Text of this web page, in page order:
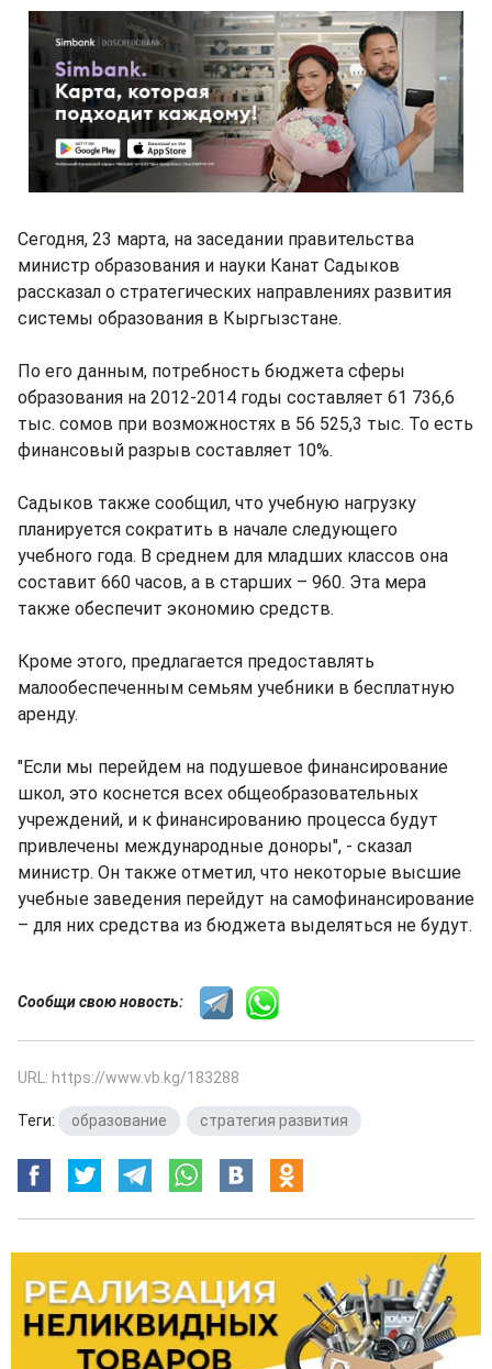
Сегодня, 23 марта, на заседании правительства
министр образования и науки Канат Садыков
рассказал о стратегических направлениях развития
системы образования в Кыргызстане.
По его данным, потребность бюджета сферы
образования на 2012-2014 годы составляет 61 736,6
тыс. сомов при возможностях в 56 525,3 тыс. То есть
финансовый разрыв составляет 10%.
Садыков также сообщил, что учебную нагрузку
планируется сократить в начале следующего
учебного года. В среднем для младших классов она
составит 660 часов, а в старших – 960. Эта мера
также обеспечит экономию средств.
Кроме этого, предлагается предоставлять
малообеспеченным семьям учебники в бесплатную
аренду.
"Если мы перейдем на подушевое финансирование
школ, это коснется всех общеобразовательных
учреждений, и к финансированию процесса будут
привлечены международные доноры", - сказал
министр. Он также отметил, что некоторые высшие
учебные заведения перейдут на самофинансирование
– для них средства из бюджета выделяться не будут.
Сообщи свою новость:
URL: https://www.vb.kg/183288
Теги: образование стратегия развития